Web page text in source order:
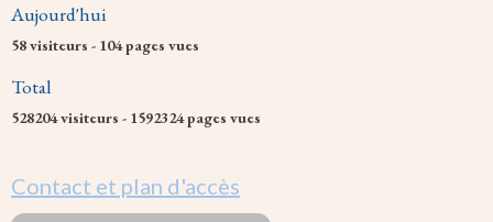
Aujourd'hui
58visiteurs - 104pages vues
Total
528204visiteurs - 1592324pages vues
Contact et plan d'accès